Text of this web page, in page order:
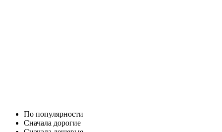
По популярности
Cначала дорогие